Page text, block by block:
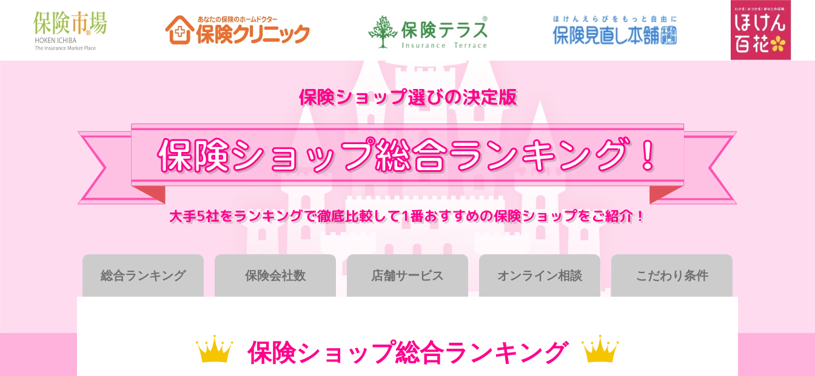
保険ショップ選びの決定版
大手5社をランキングで徹底比較して1番おすすめの保険ショップをご紹介！
総合ランキング 保険会社数 店舗サービス オンライン相談 こだわり条件
保険ショップ総合ランキング